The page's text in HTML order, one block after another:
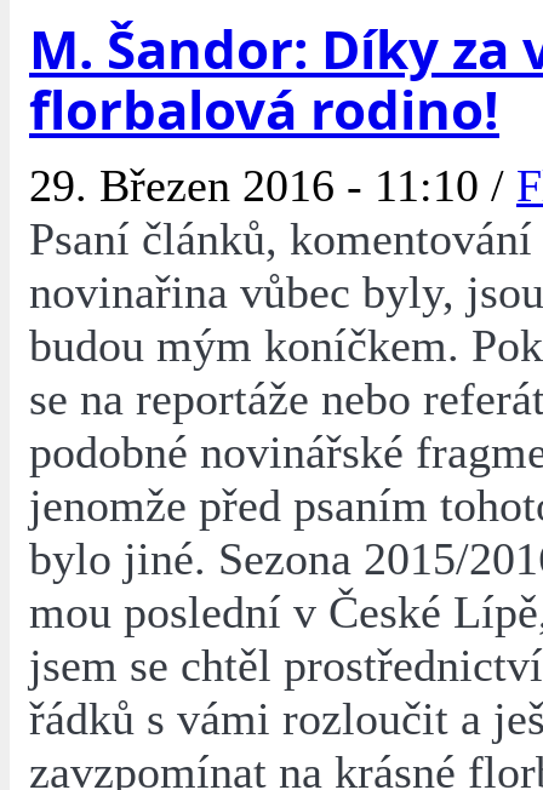
M. Šandor: Díky za
florbalová rodino!
29. Březen 2016 - 11:10 /
Psaní článků, komentování
novinařina vůbec byly,
budou mým koníčkem.
se na reportáže nebo
podobné novinářské
jenomže před psaním
bylo jiné. Sezona 2015/
mou poslední v České
jsem se chtěl
řádků s vámi rozloučit a
zavzpomínat na krásné